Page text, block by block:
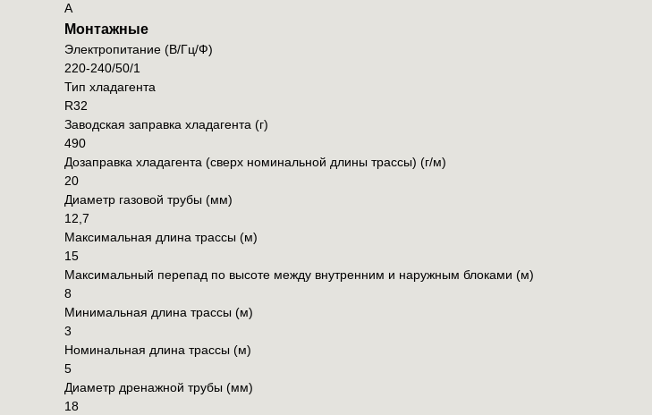
A
Монтажные
Электропитание (В/Гц/Ф)
220-240/50/1
Тип хладагента
R32
Заводская заправка хладагента (г)
490
Дозаправка хладагента (сверх номинальной длины трассы) (г/м)
20
Диаметр газовой трубы (мм)
12,7
Максимальная длина трассы (м)
15
Максимальный перепад по высоте между внутренним и наружным блоками (м)
8
Минимальная длина трассы (м)
3
Номинальная длина трассы (м)
5
Диаметр дренажной трубы (мм)
18